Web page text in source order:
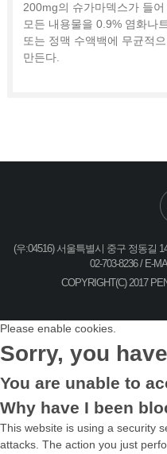
200mg의 슈가마덱스가 들
모든 내용물을 0.9% 염화나
또는 정맥 수액백에 무균적
만든다.
(우:04516) 서울특별시 중구 정동길
02-703-8236 / E-
COPYRIGHT(C) 2017
Please enable cookies.
Sorry, you
You are unable to
Why have I been
This website is using a security
attacks. The action you just